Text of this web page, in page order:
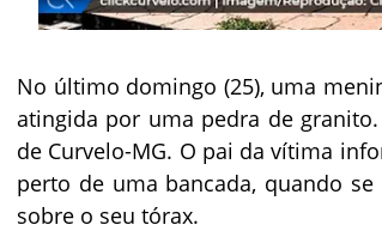
No último domingo (25), uma
atingida por uma pedra de
de Curvelo-MG. O pai da vítima
perto de uma bancada, quando
sobre o seu tórax.